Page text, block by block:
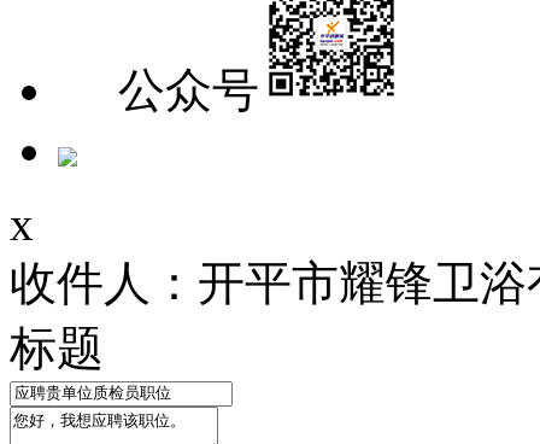
公众号
x
收件人：开平市耀锋卫
标题